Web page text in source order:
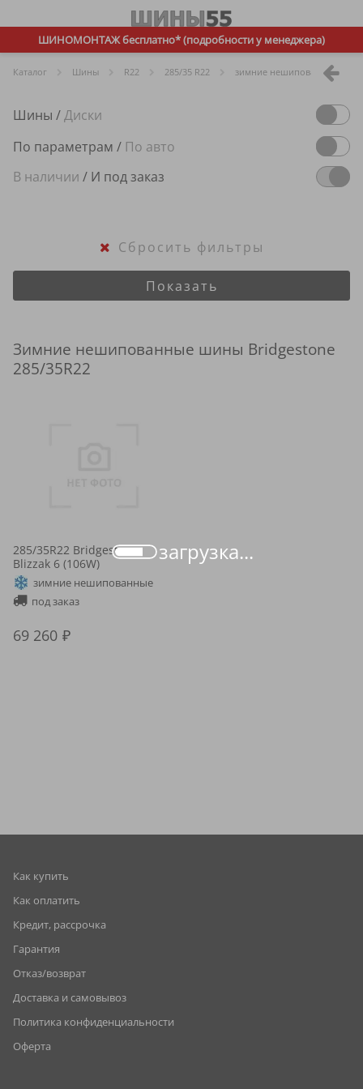
ШИНОМОНТАЖ бесплатно* (подробности у менеджера)
Каталог Шины R22 285/35 R22 зимние нешипованные
Шины /Диски
По параметрам / По авто
В наличии / И под заказ
загрузка...
Показать
Сбросить фильтры
Зимние нешипованные шины Bridgestone
285/35R22
285/35R22 Bridgestone
Blizzak 6 (106W)
зимние нешипованные
под заказ
69 260
Как купить
Как оплатить
Кредит, рассрочка
Гарантия
Отказ/возврат
Доставка и самовывоз
Политика конфиденциальности
Оферта